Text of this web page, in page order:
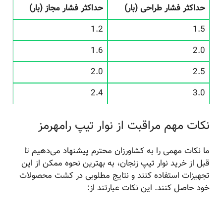
حداکثر فشار طراحی (بار)
حداکثر فشار مجاز (بار)
نکات مهم مراقبت از نوار تیپ رامهرمز
ما نکات مهمی را به کشاورزان محترم پیشنهاد می‌دهیم تا
قبل از خرید نوار تیپ زنجان، به بهترین نحوه ممکن از این
تجهیزات استفاده کنند و نتایج مطلوبی در کشت محصولات
خود حاصل کنند. این نکات عبارتند از: